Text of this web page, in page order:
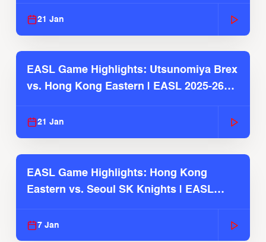
21 Jan
EASL Game Highlights: Utsunomiya Brex
vs. Hong Kong Eastern | EASL 2025-26
21 Jan
EASL Game Highlights: Hong Kong
Eastern vs. Seoul SK Knights | EASL
7 Jan